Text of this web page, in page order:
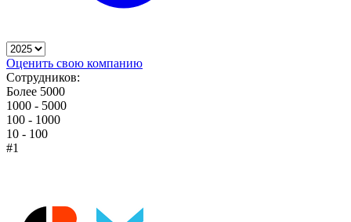
Оценить свою компанию
Сотрудников:
Более 5000
1000 - 5000
100 - 1000
10 - 100
#1